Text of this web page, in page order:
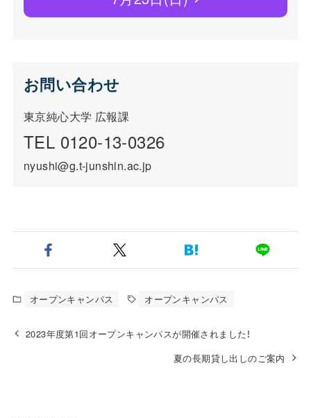
お問い合わせ
東京純心大学 広報課
TEL 0120-13-0326
nyushi@g.t-junshin.ac.jp
オープンキャンパス オープンキャンパス
2023年度第1回オープンキャンパスが開催されました！
夏の長期貸し出しのご案内